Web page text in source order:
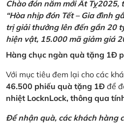
Chào đón năm mới Ất
“Hòa nhịp đón Tết – Gia đình
trị giải thưởng lên đến gần 20
hiện vật, 15.000 mã giảm giá
Hàng chục ngàn quà tặng 1Đ
Với mục tiêu đem lại cho các
46.500 phiếu quà tặng 1Đ để
nhiệt LocknLock, thông qua
Để nhận quà, các khách hàng